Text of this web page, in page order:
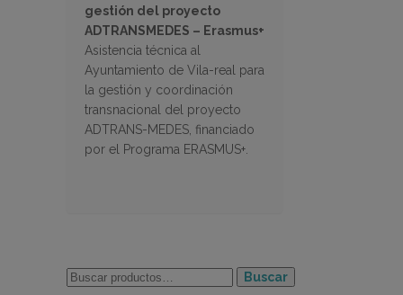
gestión del proyecto
ADTRANSMEDES – Erasmus+
Asistencia técnica al
Ayuntamiento de Vila-real para
la gestión y coordinación
transnacional del proyecto
ADTRANS-MEDES, financiado
por el Programa ERASMUS+.
Buscar